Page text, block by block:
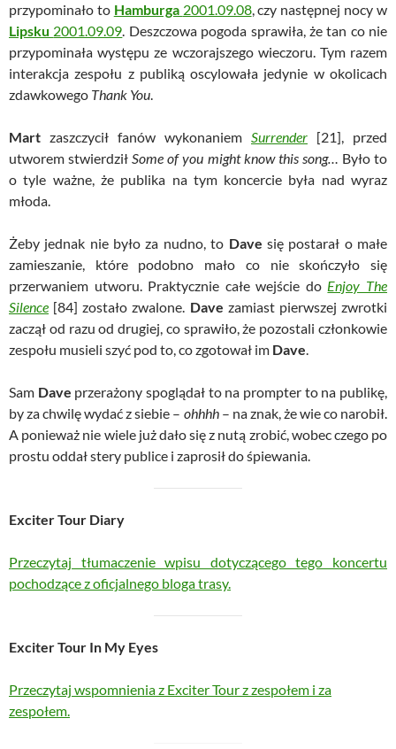
przypominało to Hamburga 2001.09.08, czy następnej nocy w
Lipsku 2001.09.09. Deszczowa pogoda sprawiła, że tan co nie
przypominała występu ze wczorajszego wieczoru. Tym razem
interakcja zespołu z publiką oscylowała jedynie w okolicach
zdawkowego Thank You.
Mart zaszczycił fanów wykonaniem Surrender [21], przed
utworem stwierdziłSome of you might know this song… Było to
o tyle ważne, że publika na tym koncercie była nad wyraz
młoda.
Żeby jednak nie było za nudno, to Dave się postarał o małe
zamieszanie, które podobno mało co nie skończyło się
przerwaniem utworu. Praktycznie całe wejście do Enjoy The
Silence [84] zostało zwalone. Dave zamiast pierwszej zwrotki
zaczął od razu od drugiej, co sprawiło, że pozostali członkowie
zespołu musieli szyć pod to, co zgotował im Dave.
Sam Dave przerażony spoglądał to na prompter to na publikę,
by za chwilę wydać z siebie – ohhhh– na znak, że wie co narobił.
A ponieważ nie wiele już dało się z nutą zrobić, wobec czego po
prostu oddał stery publice i zaprosił do śpiewania.
Exciter Tour Diary
Przeczytaj tłumaczenie wpisu dotyczącego tego koncertu
pochodzące z oficjalnego bloga trasy.
Exciter Tour In My Eyes
Przeczytaj wspomnienia z Exciter Tour z zespołem i za
zespołem.